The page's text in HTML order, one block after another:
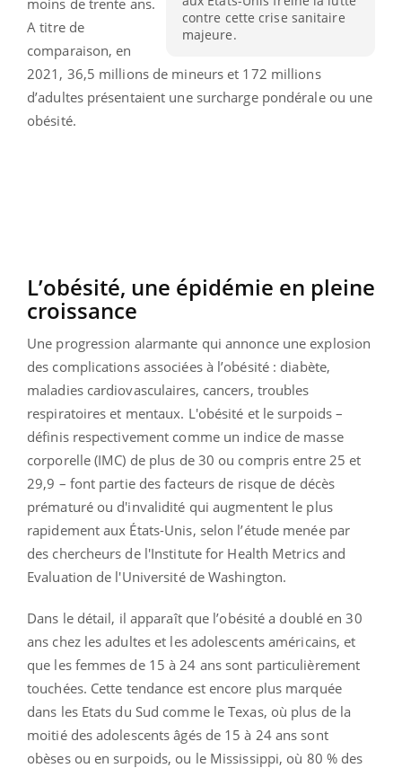
contre cette crise sanitaire
majeure.
A titre de
comparaison, en
2021, 36,5 millions de mineurs et 172 millions
d’adultes présentaient une surcharge pondérale ou une
obésité.
L’obésité, une épidémie en pleine
croissance
Une progression alarmante qui annonce une explosion
des complications associées à l’obésité : diabète,
maladies cardiovasculaires, cancers, troubles
respiratoires et mentaux. L'obésité et le surpoids –
définis respectivement comme un indice de masse
corporelle (IMC) de plus de 30 ou compris entre 25 et
29,9 – font partie des facteurs de risque de décès
prématuré ou d'invalidité qui augmentent le plus
rapidement aux États-Unis, selon l’étude menée par
des chercheurs de l'Institute for Health Metrics and
Evaluation de l'Université de Washington.
Dans le détail, il apparaît que l’obésité a doublé en 30
ans chez les adultes et les adolescents américains, et
que les femmes de 15 à 24 ans sont particulièrement
touchées. Cette tendance est encore plus marquée
dans les Etats du Sud comme le Texas, où plus de la
moitié des adolescents âgés de 15 à 24 ans sont
obèses ou en surpoids, ou le Mississippi, où 80 % des